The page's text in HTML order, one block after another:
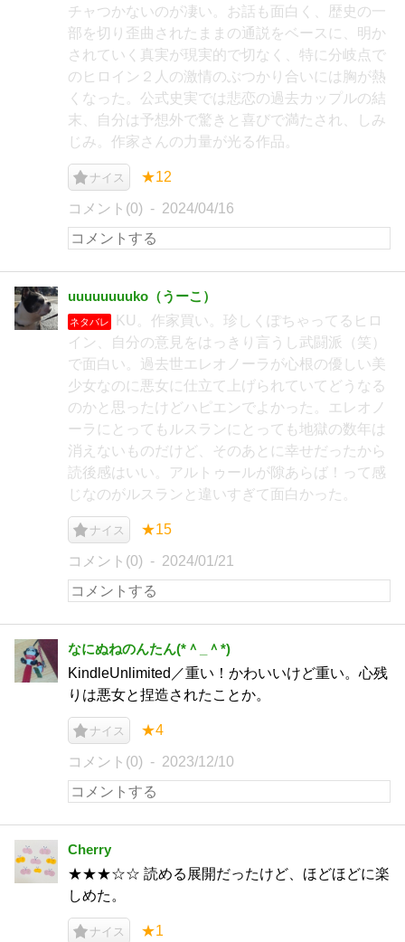
チャつかないのが凄い。お話も面白く、歴史の一
部を切り歪曲されたままの通説をベースに、明か
されていく真実が現実的で切なく、特に分岐点で
のヒロイン２人の激情のぶつかり合いには胸が熱
くなった。公式史実では悲恋の過去カップルの結
末、自分は予想外で驚きと喜びで満たされ、しみ
じみ。作家さんの力量が光る作品。
ナイス ★12
コメント(0) 2024/04/16
uuuuuuuuko（うーこ）
ネタバレ
KU。作家買い。珍しくぽちゃってるヒロ
イン、自分の意見をはっきり言うし武闘派（笑）
で面白い。過去世エレオノーラが心根の優しい美
少女なのに悪女に仕立て上げられていてどうなる
のかと思ったけどハピエンでよかった。エレオノ
ーラにとってもルスランにとっても地獄の数年は
消えないものだけど、そのあとに幸せだったから
読後感はいい。アルトゥールが隙あらば！って感
じなのがルスランと違いすぎて面白かった。
ナイス ★15
コメント(0) 2024/01/21
なにぬねのんたん(*＾_＾*)
KindleUnlimited／重い！かわいいけど重い。心残
りは悪女と捏造されたことか。
ナイス ★4
コメント(0) 2023/12/10
Cherry
★★★☆☆ 読める展開だったけど、ほどほどに楽
しめた。
ナイス ★1